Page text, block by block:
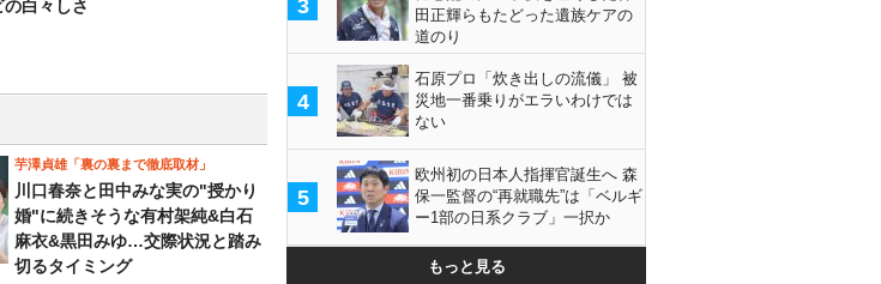
白々しさ
芋澤貞雄「裏の裏まで徹底取材」
川口春奈と田中みな実の"授かり
婚"に続きそうな有村架純&白石
麻衣&黒田みゆ…交際状況と踏み
切るタイミング
3
田正輝らもたどった遺族ケアの
道のり
4
石原プロ「炊き出しの流儀」 被
災地一番乗りがエラいわけでは
ない
5
欧州初の日本人指揮官誕生へ 森
保一監督の“再就職先”は「ベルギ
ー1部の日系クラブ」一択か
もっと見る